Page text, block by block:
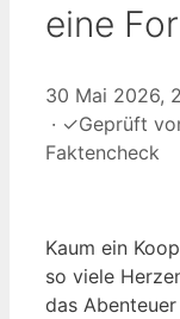
eine
30 Mai 2026,
· ✓Geprüft
Faktencheck
Kaum ein
so viele
das